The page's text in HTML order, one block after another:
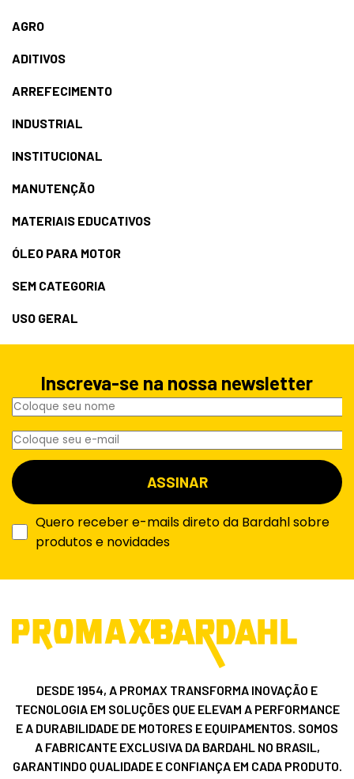
AGRO
ADITIVOS
ARREFECIMENTO
INDUSTRIAL
INSTITUCIONAL
MANUTENÇÃO
MATERIAIS EDUCATIVOS
ÓLEO PARA MOTOR
SEM CATEGORIA
USO GERAL
Inscreva-se na nossa newsletter
Quero receber e-mails direto da Bardahl sobre
produtos e novidades
DESDE 1954, A PROMAX TRANSFORMA INOVAÇÃO E
TECNOLOGIA EM SOLUÇÕES QUE ELEVAM A PERFORMANCE
E A DURABILIDADE DE MOTORES E EQUIPAMENTOS. SOMOS
A FABRICANTE EXCLUSIVA DA BARDAHL NO BRASIL,
GARANTINDO QUALIDADE E CONFIANÇA EM CADA PRODUTO.